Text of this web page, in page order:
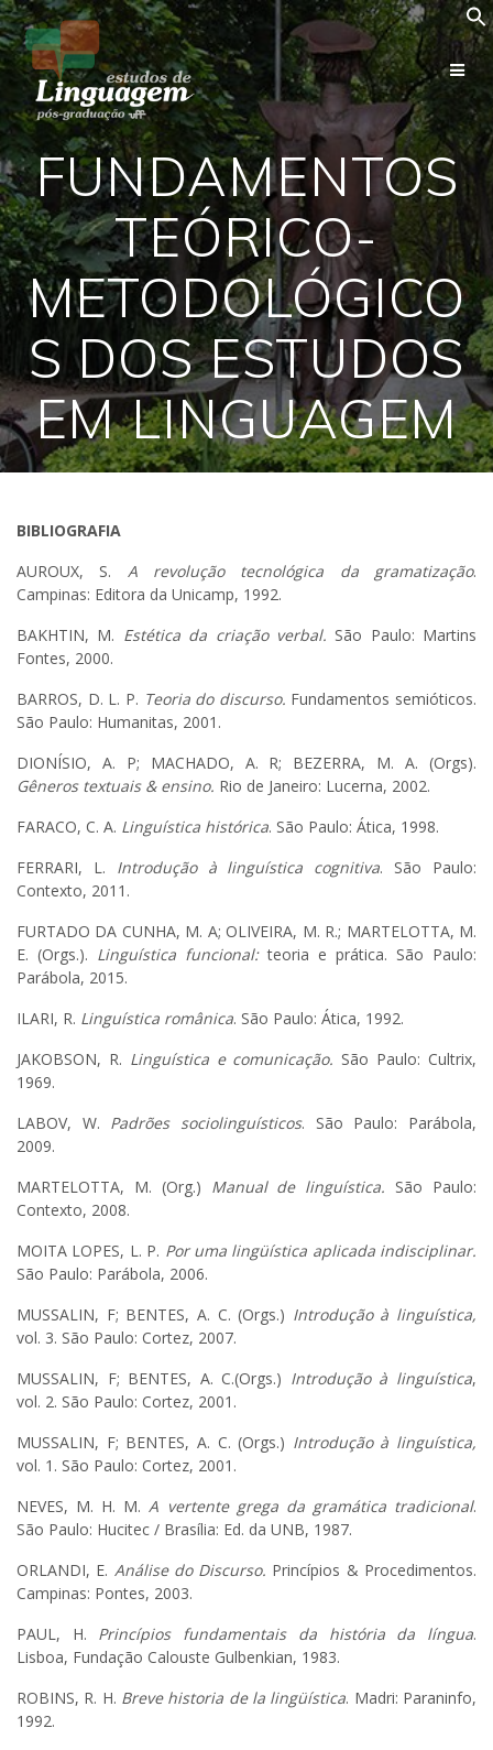
Skip
content
FUNDAMENTOS
TEÓRICO-
METODOLÓGICO
S DOS ESTUDOS
EM LINGUAGEM
BIBLIOGRAFIA
AUROUX, S. A revolução tecnológica da gramatização.
Campinas: Editora da Unicamp, 1992.
BAKHTIN, M. Estética da criação verbal. São Paulo: Martins
Fontes, 2000.
BARROS, D. L. P. Teoria do discurso. Fundamentos semióticos.
São Paulo: Humanitas, 2001.
DIONÍSIO, A. P; MACHADO, A. R; BEZERRA, M. A. (Orgs).
Gêneros textuais & ensino. Rio de Janeiro: Lucerna, 2002.
FARACO, C. A. Linguística histórica. São Paulo: Ática, 1998.
FERRARI, L. Introdução à linguística cognitiva. São Paulo:
Contexto, 2011.
FURTADO DA CUNHA, M. A; OLIVEIRA, M. R.; MARTELOTTA, M.
E. (Orgs.). Linguística funcional:teoria e prática. São Paulo:
Parábola, 2015.
ILARI, R. Linguística românica. São Paulo: Ática, 1992.
JAKOBSON, R. Linguística e comunicação. São Paulo: Cultrix,
1969.
LABOV, W. Padrões sociolinguísticos. São Paulo: Parábola,
2009.
MARTELOTTA, M. (Org.) Manual de linguística. São Paulo:
Contexto, 2008.
MOITA LOPES, L. P. Por uma lingüística aplicada indisciplinar.
São Paulo: Parábola, 2006.
MUSSALIN, F; BENTES, A. C. (Orgs.) Introdução à linguística,
vol. 3. São Paulo: Cortez, 2007.
MUSSALIN, F; BENTES, A. C.(Orgs.) Introdução à linguística,
vol. 2. São Paulo: Cortez, 2001.
MUSSALIN, F; BENTES, A. C. (Orgs.) Introdução à linguística,
vol. 1. São Paulo: Cortez, 2001.
NEVES, M. H. M.A vertente grega da gramática tradicional.
São Paulo: Hucitec / Brasília: Ed. da UNB, 1987.
ORLANDI, E. Análise do Discurso. Princípios & Procedimentos.
Campinas: Pontes, 2003.
PAUL, H. Princípios fundamentais da história da língua.
Lisboa, Fundação Calouste Gulbenkian, 1983.
ROBINS, R. H. Breve historia de la lingüística. Madri: Paraninfo,
1992.